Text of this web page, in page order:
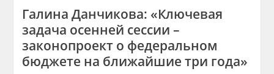
Галина Данчикова: «Ключевая
задача осенней сессии –
законопроект о федеральном
бюджете на ближайшие три года»